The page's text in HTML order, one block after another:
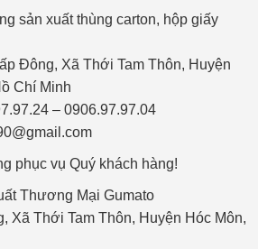
sản xuất thùng carton, hộp giấy
Đông, Xã Thới Tam Thôn, Huyện
Chí Minh
– 0906.97.97.04
phục vụ Quý khách hàng!
Thương Mại Gumato
Xã Thới Tam Thôn, Huyện Hóc Môn,